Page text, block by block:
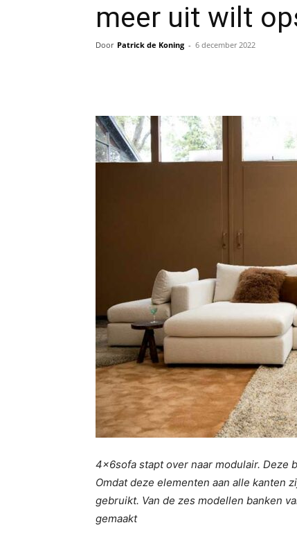
meer uit wilt
Door Patrick de Koning - 6 december 2022
4x6sofa stapt over naar modulair. Deze
Omdat deze elementen aan alle kanten
gebruikt. Van de zes modellen banken
gemaakt